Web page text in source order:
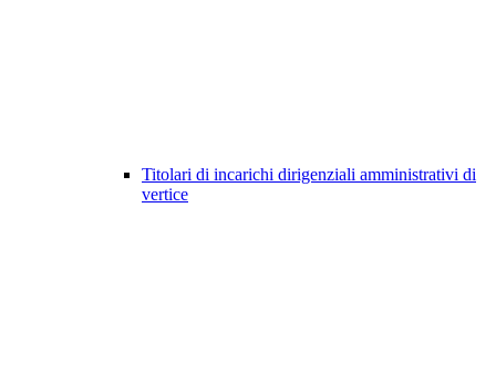
Titolari di incarichi dirigenziali amministrativi di
vertice